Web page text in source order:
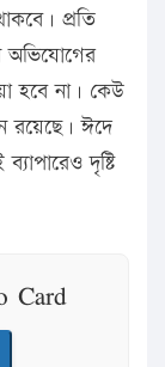
প্রতি
অভিযোগের
হবে না। কেউ
রয়েছে। ঈদে
দৃষ্টি
Card